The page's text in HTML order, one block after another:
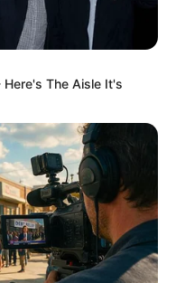
To Perform Better
The Aisle It's